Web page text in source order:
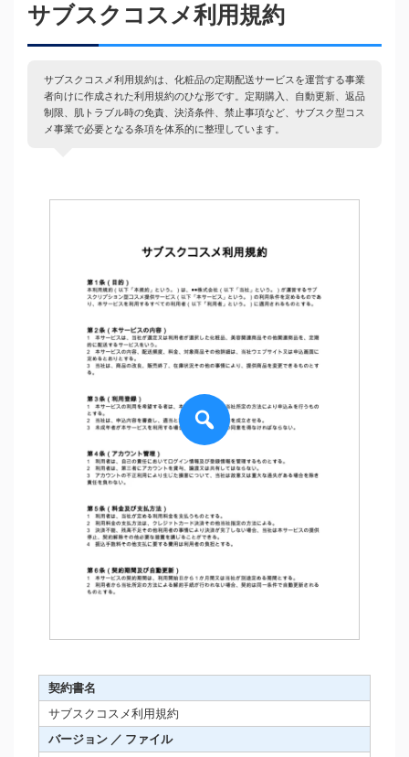
サブスクコスメ利用規約
サブスクコスメ利用規約は、化粧品の定期配送サービスを運営する事業
者向けに作成された利用規約のひな形です。定期購入、自動更新、返品
制限、肌トラブル時の免責、決済条件、禁止事項など、サブスク型コス
メ事業で必要となる条項を体系的に整理しています。
契約書名
サブスクコスメ利用規約
バージョン ／ ファイル